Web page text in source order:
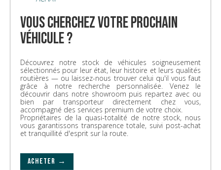
vous cherchez votre prochain
véhicule ?
Découvrez notre stock de véhicules soigneusement
sélectionnés pour leur état, leur histoire et leurs qualités
routières — ou laissez-nous trouver celui qu'il vous faut
grâce à notre recherche personnalisée. Venez le
découvrir dans notre showroom puis repartez avec ou
bien par transporteur directement chez vous,
accompagné des services premium de votre choix.
Propriétaires de la quasi-totalité de notre stock, nous
vous garantissons transparence totale, suivi post-achat
et tranquillité d'esprit sur la route.
ACHETER →